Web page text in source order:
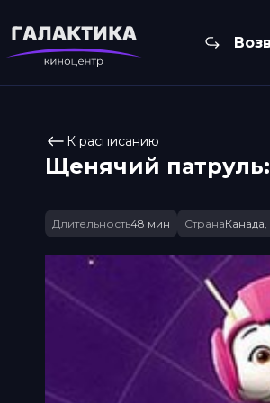
К расписанию
Щенячий
Длительность48 мин Страна